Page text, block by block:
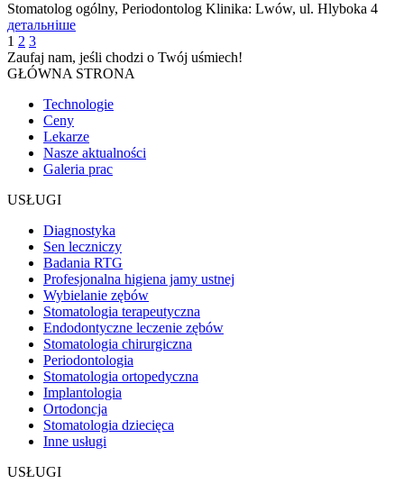
Stomatolog ogólny, Periodontolog Klinika: Lwów, ul. Hlyboka 4
детальніше
1 2 3
Zaufaj nam, jeśli chodzi o Twój uśmiech!
GŁÓWNA STRONA
Technologie
Ceny
Lekarze
Nasze aktualności
Galeria prac
USŁUGI
Diagnostyka
Sen leczniczy
Badania RTG
Profesjonalna higiena jamy ustnej
Wybielanie zębów
Stomatologia terapeutyczna
Endodontyczne leczenie zębów
Stomatologia chirurgiczna
Periodontologia
Stomatologia ortopedyczna
Implantologia
Ortodoncja
Stomatologia dziecięca
Inne usługi
USŁUGI